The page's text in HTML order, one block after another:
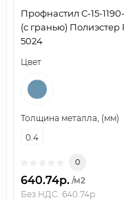
Профнастил С-15-
(с гранью) Полиэстер
5024
Цвет
Толщина металла, (мм)
0.4
0
640.74р. /м2
Без НДС: 640.74р.